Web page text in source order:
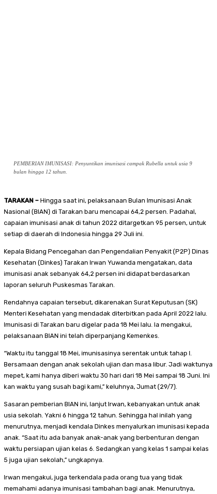
PEMBERIAN IMUNISASI: Penyuntikan imunisasi campak Rubella untuk usia 9
bulan hingga 12 tahun.
TARAKAN – Hingga saat ini, pelaksanaan Bulan Imunisasi Anak
Nasional (BIAN) di Tarakan baru mencapai 64,2 persen. Padahal,
capaian imunisasi anak di tahun 2022 ditargetkan 95 persen, untuk
setiap di daerah di Indonesia hingga 29 Juli ini.
Kepala Bidang Pencegahan dan Pengendalian Penyakit (P2P) Dinas
Kesehatan (Dinkes) Tarakan Irwan Yuwanda mengatakan, data
imunisasi anak sebanyak 64,2 persen ini didapat berdasarkan
laporan seluruh Puskesmas Tarakan.
Rendahnya capaian tersebut, dikarenakan Surat Keputusan (SK)
Menteri Kesehatan yang mendadak diterbitkan pada April 2022 lalu.
Imunisasi di Tarakan baru digelar pada 18 Mei lalu. Ia mengakui,
pelaksanaan BIAN ini telah diperpanjang Kemenkes.
“Waktu itu tanggal 18 Mei, imunisasinya serentak untuk tahap I.
Bersamaan dengan anak sekolah ujian dan masa libur. Jadi waktunya
mepet, kami hanya diberi waktu 30 hari dari 18 Mei sampai 18 Juni. Ini
kan waktu yang susah bagi kami,” keluhnya, Jumat (29/7).
Sasaran pemberian BIAN ini, lanjut Irwan, kebanyakan untuk anak
usia sekolah. Yakni 6 hingga 12 tahun. Sehingga hal inilah yang
menurutnya, menjadi kendala Dinkes menyalurkan imunisasi kepada
anak. “Saat itu ada banyak anak-anak yang berbenturan dengan
waktu persiapan ujian kelas 6. Sedangkan yang kelas 1 sampai kelas
5 juga ujian sekolah,” ungkapnya.
Irwan mengakui, juga terkendala pada orang tua yang tidak
memahami adanya imunisasi tambahan bagi anak. Menurutnya,